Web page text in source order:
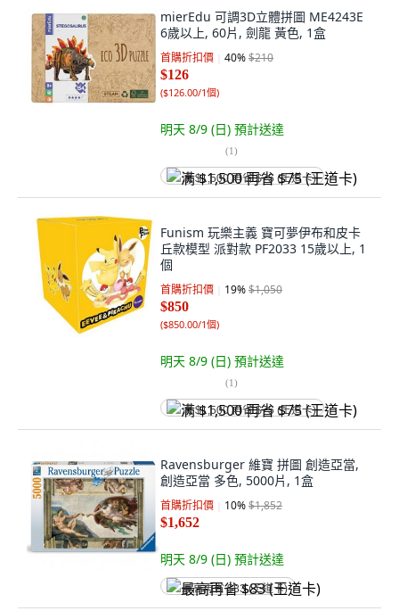
mierEdu 可調3D立體拼圖 ME4243E
6歲以上, 60片, 劍龍 黃色, 1盒
首購折扣價 40%$210
$126
($126.00/1個)
明天 8/9 (日) 預計送達
(1)
满 $1,500 再省 $75 (王道卡)
Funism 玩樂主義 寶可夢伊布和皮卡
丘款模型 派對款 PF2033 15歲以上, 1
個
首購折扣價 19%$1,050
$850
($850.00/1個)
明天 8/9 (日) 預計送達
(1)
满 $1,500 再省 $75 (王道卡)
Ravensburger 維寶 拼圖 創造亞當,
創造亞當 多色, 5000片, 1盒
首購折扣價 10%$1,852
$1,652
明天 8/9 (日) 預計送達
最高再省 $83 (王道卡)